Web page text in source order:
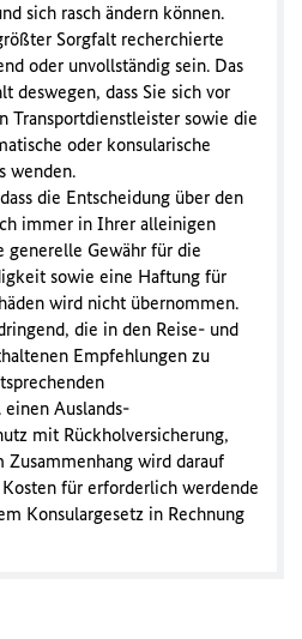
sich rasch ändern können.
Sorgfalt recherchierte
oder unvollständig sein. Das
deswegen, dass Sie sich vor
Transportdienstleister sowie die
oder konsularische
wenden.
die Entscheidung über den
immer in Ihrer alleinigen
generelle Gewähr für die
sowie eine Haftung für
wird nicht übernommen.
die in den Reise- und
Empfehlungen zu
einen Auslands-
mit Rückholversicherung,
Zusammenhang wird darauf
für erforderlich werdende
Konsulargesetz in Rechnung